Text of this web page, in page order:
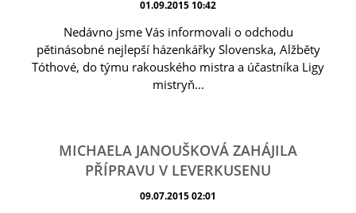
01.09.2015 10:42
Nedávno jsme Vás informovali o odchodu
pětinásobné nejlepší házenkářky Slovenska, Alžběty
Tóthové, do týmu rakouského mistra a účastníka Ligy
mistryň...
MICHAELA JANOUŠKOVÁ ZAHÁJILA
PŘÍPRAVU V LEVERKUSENU
09.07.2015 02:01